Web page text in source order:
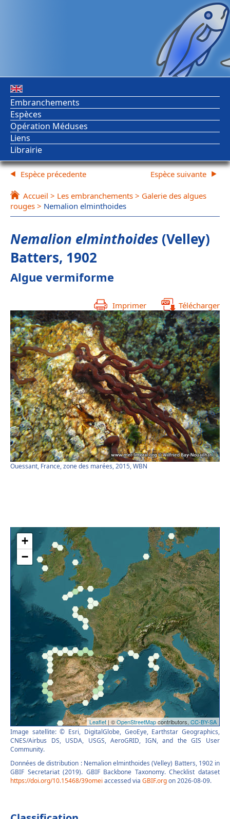
Embranchements
Espèces
Opération Méduses
Liens
Librairie
Espèce précedente
Accueil > Les embranchements > Galerie des algues
rouges > Nemalion elminthoides
Espèce suivante
Nemalion elminthoides (Velley)
Batters, 1902
Algue vermiforme
Imprimer Télécharger
Ouessant, France, zone des marées, 2015, WBN
Image satellite: © Esri, DigitalGlobe, GeoEye, Earthstar Geographics,
CNES/Airbus DS, USDA, USGS, AeroGRID, IGN, and the GIS User
Community.
Données de distribution : Nemalion elminthoides (Velley) Batters, 1902 in
GBIF Secretariat (2019). GBIF Backbone Taxonomy. Checklist dataset
https://doi.org/10.15468/39omei accessed via GBIF.orgon 2026-08-09.